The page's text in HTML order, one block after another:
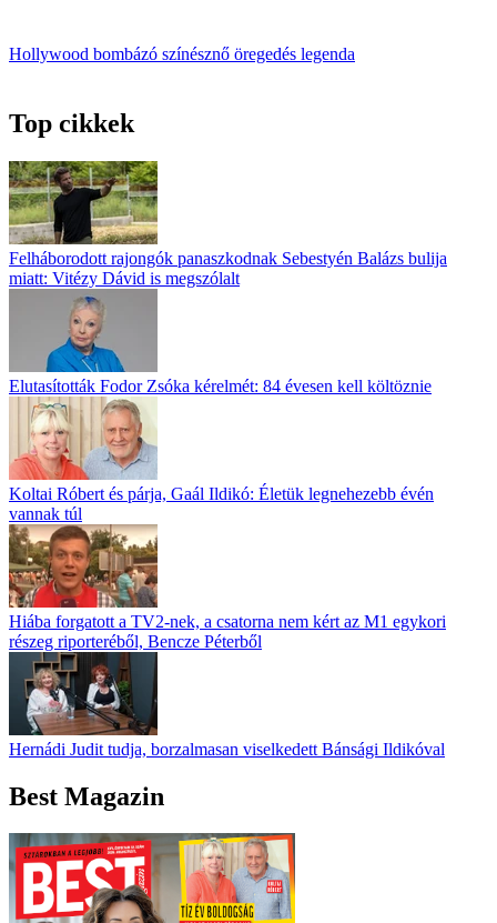
Hollywood bombázó színésznő öregedés legenda
Top cikkek
Felháborodott rajongók panaszkodnak Sebestyén Balázs bulija
miatt: Vitézy Dávid is megszólalt
Elutasították Fodor Zsóka kérelmét: 84 évesen kell költöznie
Koltai Róbert és párja, Gaál Ildikó: Életük legnehezebb évén
vannak túl
Hiába forgatott a TV2-nek, a csatorna nem kért az M1 egykori
részeg riporteréből, Bencze Péterből
Hernádi Judit tudja, borzalmasan viselkedett Bánsági Ildikóval
Best Magazin